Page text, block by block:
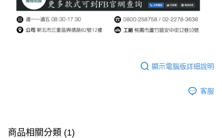
顯示電腦版詳細說明
客服
商品相關分類 (1)